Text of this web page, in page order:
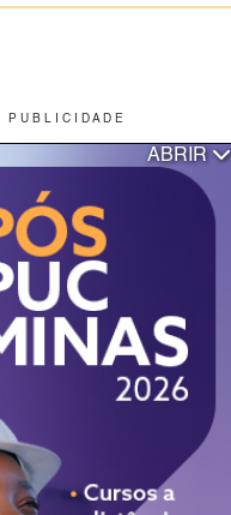
P U B L I C I D A D E
ABRIR